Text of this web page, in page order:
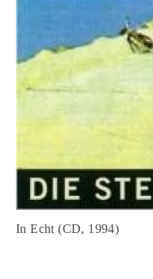
In Echt (CD, 1994)